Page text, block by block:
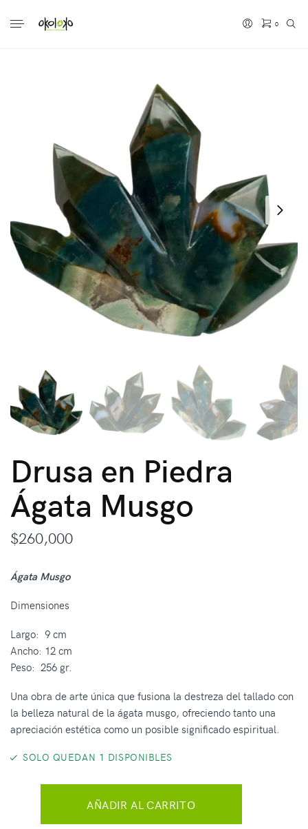
0
Drusa en Piedra
Ágata Musgo
$260,000
Ágata Musgo
Dimensiones
Largo: 9 cm
Ancho: 12 cm
Peso: 256 gr.
Una obra de arte única que fusiona la destreza del tallado con
la belleza natural de la ágata musgo, ofreciendo tanto una
apreciación estética como un posible significado espiritual.
SOLO QUEDAN 1 DISPONIBLES
AÑADIR AL CARRITO